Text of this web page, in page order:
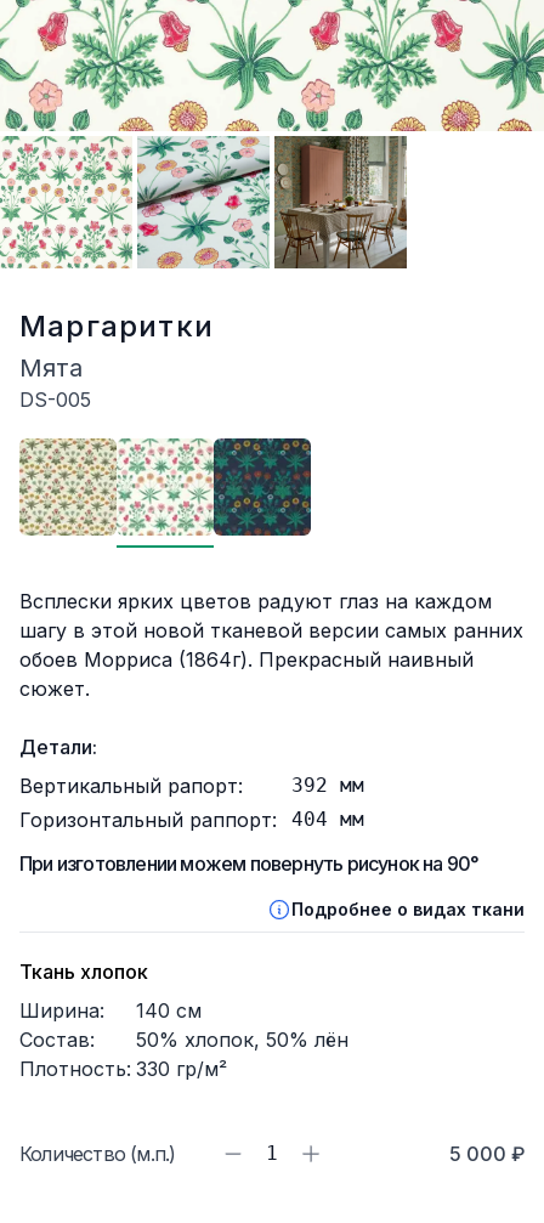
Маргаритки
Мята
DS-005
Описание
Всплески ярких цветов радуют глаз на каждом
шагу в этой новой тканевой версии самых ранних
обоев Морриса (1864г). Прекрасный наивный
сюжет.
Детали:
Вертикальный рапорт:
392 мм
Горизонтальный раппорт: 404 мм
При изготовлении можем повернуть рисунок на 90°
Подробнее о видах ткани
Ткань хлопок
Ширина:
140 см
Состав:
50% хлопок, 50% лён
Плотность: 330 гр/м²
Количество (м.п.) 1 5 000 ₽